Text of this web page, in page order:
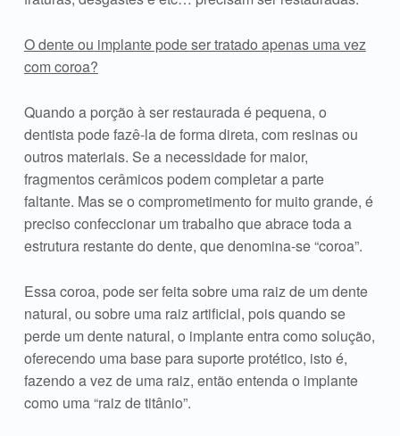
O dente ou implante pode ser tratado apenas uma vez
com coroa?
Quando a porção à ser restaurada é pequena, o
dentista pode fazê-la de forma direta, com resinas ou
outros materiais. Se a necessidade for maior,
fragmentos cerâmicos podem completar a parte
faltante. Mas se o comprometimento for muito grande, é
preciso confeccionar um trabalho que abrace toda a
estrutura restante do dente, que denomina-se “coroa”.
Essa coroa, pode ser feita sobre uma raiz de um dente
natural, ou sobre uma raiz artificial, pois quando se
perde um dente natural, o implante entra como solução,
oferecendo uma base para suporte protético, isto é,
fazendo a vez de uma raiz, então entenda o implante
como uma “raiz de titânio”.